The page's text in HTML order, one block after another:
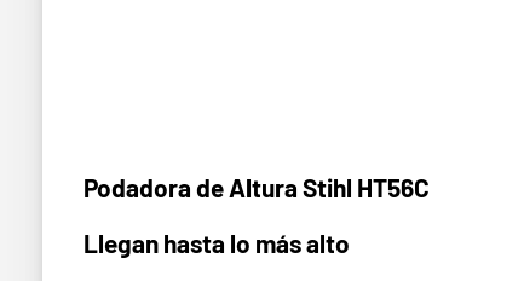
Podadora de Altura Stihl HT56C
Llegan hasta lo más alto